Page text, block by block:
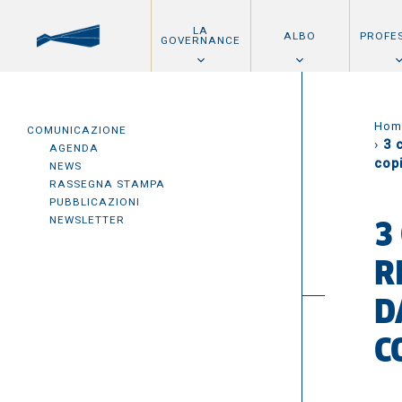
LA
GOVERNANCE ALBO
COMUNICAZIONE
AGENDA
NEWS
RASSEGNA STAMPA
PUBBLICAZIONI
NEWSLETTER
› 3
3